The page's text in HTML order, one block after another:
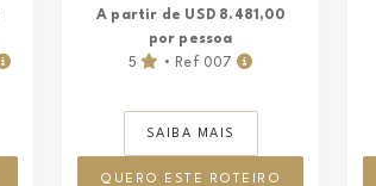
A partir de USD 8.481,00
por pessoa
5
• Ref 007
SAIBA MAIS
QUERO ESTE ROTEIRO